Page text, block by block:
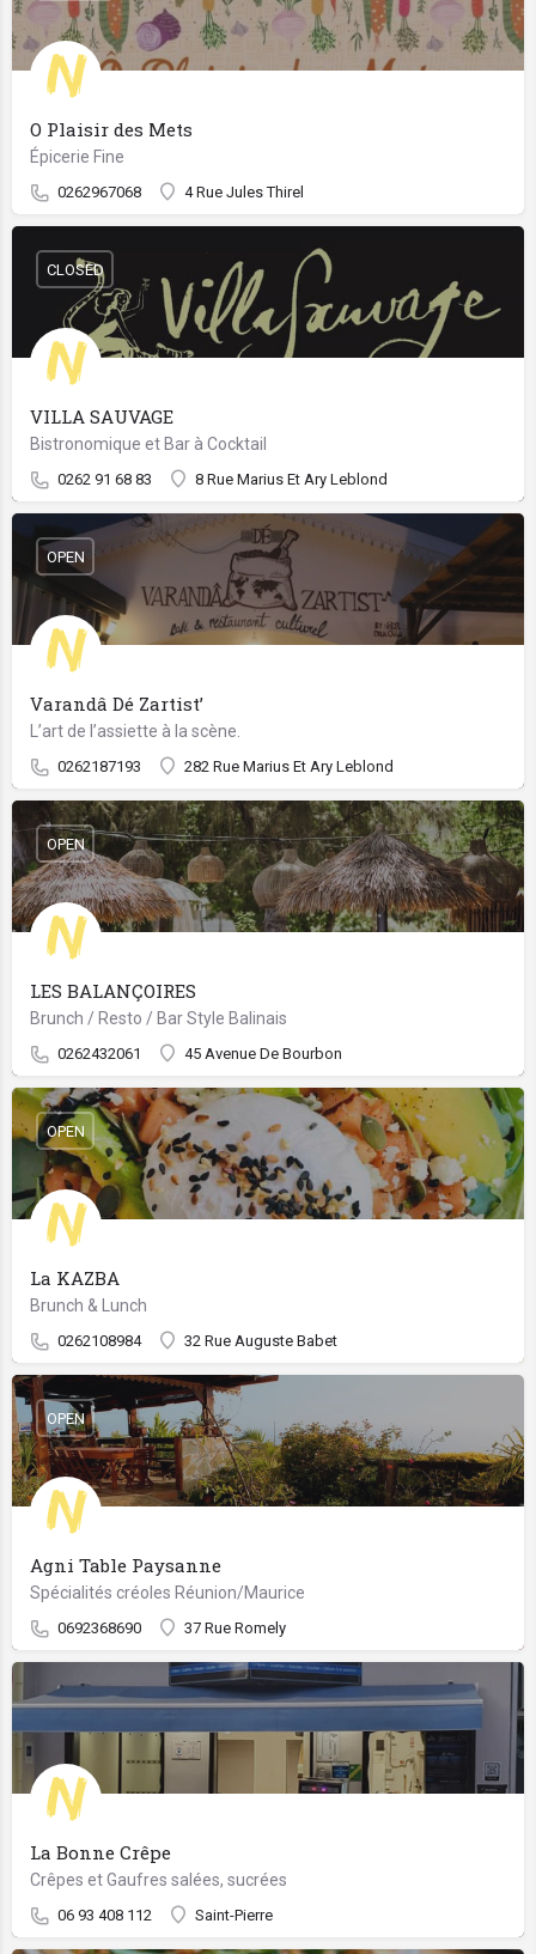
O Plaisir des Mets
Épicerie Fine
0262967068 4 Rue Jules Thirel
VILLA SAUVAGE
Bistronomique et Bar à Cocktail
0262 91 68 83 8 Rue Marius Et Ary Leblond
CLOSED
Varandâ Dé Zartist’
L’art de l’assiette à la scène.
0262187193 282 Rue Marius Et Ary Leblond
OPEN
LES BALANÇOIRES
Brunch / Resto / Bar Style Balinais
0262432061 45 Avenue De Bourbon
OPEN
La KAZBA
Brunch & Lunch
0262108984 32 Rue Auguste Babet
OPEN
Agni Table Paysanne
Spécialités créoles Réunion/Maurice
0692368690 37 Rue Romely
OPEN
La Bonne Crêpe
Crêpes et Gaufres salées, sucrées
06 93 408 112 Saint-Pierre